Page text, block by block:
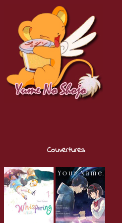
Couvertures